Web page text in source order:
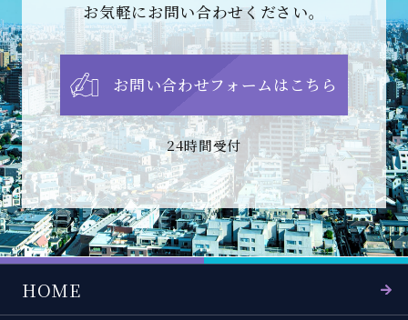
お気軽にお問い合わせください。
お問い合わせフォームはこちら
24時間受付
HOME